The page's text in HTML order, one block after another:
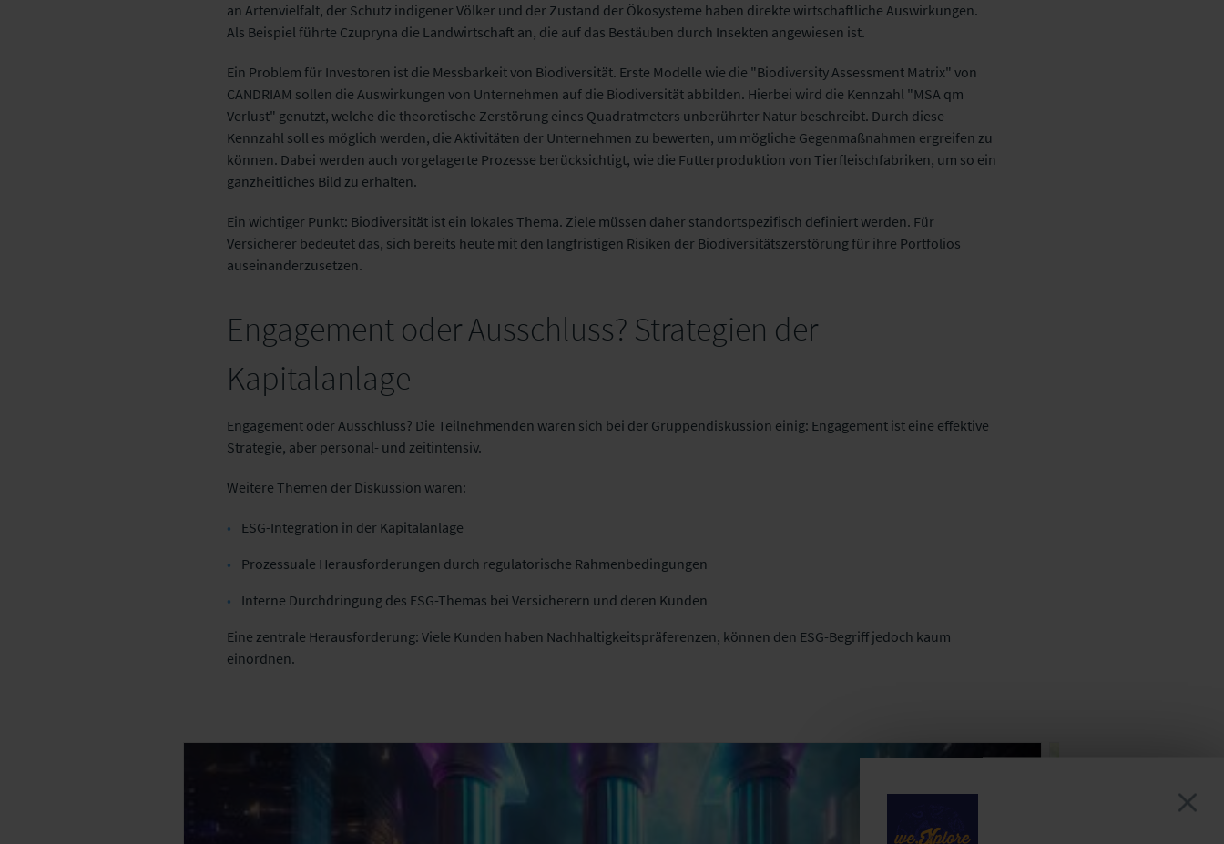
an Artenvielfalt, der Schutz indigener Völker und der Zustand der Ökosysteme haben direkte wirtschaftliche Auswirkungen.
Als Beispiel führte Czupryna die Landwirtschaft an, die auf das Bestäuben durch Insekten angewiesen ist.
Ein Problem für Investoren ist die Messbarkeit von Biodiversität. Erste Modelle wie die "Biodiversity Assessment Matrix" von
CANDRIAM sollen die Auswirkungen von Unternehmen auf die Biodiversität abbilden. Hierbei wird die Kennzahl "MSA qm
Verlust" genutzt, welche die theoretische Zerstörung eines Quadratmeters unberührter Natur beschreibt. Durch diese
Kennzahl soll es möglich werden, die Aktivitäten der Unternehmen zu bewerten, um mögliche Gegenmaßnahmen ergreifen zu
können. Dabei werden auch vorgelagerte Prozesse berücksichtigt, wie die Futterproduktion von Tierfleischfabriken, um so ein
ganzheitliches Bild zu erhalten.
Ein wichtiger Punkt: Biodiversität ist ein lokales Thema. Ziele müssen daher standortspezifisch definiert werden. Für
Versicherer bedeutet das, sich bereits heute mit den langfristigen Risiken der Biodiversitätszerstörung für ihre Portfolios
auseinanderzusetzen.
Engagement oder Ausschluss? Strategien der
Kapitalanlage
Engagement oder Ausschluss? Die Teilnehmenden waren sich bei der Gruppendiskussion einig: Engagement ist eine effektive
Strategie, aber personal- und zeitintensiv.
Weitere Themen der Diskussion waren:
ESG-Integration in der Kapitalanlage
Prozessuale Herausforderungen durch regulatorische Rahmenbedingungen
Interne Durchdringung des ESG-Themas bei Versicherern und deren Kunden
Eine zentrale Herausforderung: Viele Kunden haben Nachhaltigkeitspräferenzen, können den ESG-Begriff jedoch kaum
einordnen.